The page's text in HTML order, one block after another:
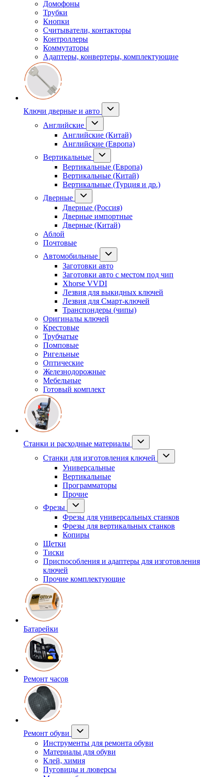
Домофоны
Трубки
Кнопки
Считыватели, контакторы
Контроллеры
Коммутаторы
Адаптеры, конвертеры, комплектующие
Ключи дверные и авто
Английские
Английские (Китай)
Английские (Европа)
Вертикальные
Вертикальные (Европа)
Вертикальные (Китай)
Вертикальные (Турция и др.)
Дверные
Дверные (Россия)
Дверные импортные
Дверные (Китай)
Аблой
Почтовые
Автомобильные
Заготовки авто
Заготовки авто с местом под чип
Xhorse VVDI
Лезвия для выкидных ключей
Лезвия для Смарт-ключей
Транспондеры (чипы)
Оригиналы ключей
Крестовые
Трубчатые
Помповые
Ригельные
Оптические
Железнодорожные
Мебельные
Готовый комплект
Станки и расходные материалы
Станки для изготовления ключей
Универсальные
Вертикальные
Программаторы
Прочие
Фрезы
Фрезы для универсальных станков
Фрезы для вертикальных станков
Копиры
Щетки
Тиски
Приспособления и адаптеры для изготовления
ключей
Прочие комплектующие
Батарейки
Ремонт часов
Ремонт обуви
Инструменты для ремонта обуви
Материалы для обуви
Клей, химия
Пуговицы и люверсы